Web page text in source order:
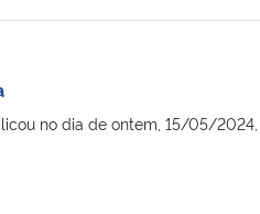
no dia de ontem, 15/05/2024,